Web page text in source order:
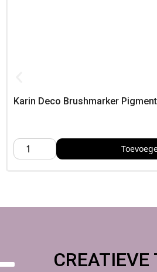
Breng licht en energie in je werk
Yellow, Bestel eenvoudig bij
kan in ons atelier of bij een
Karin Deco Brushmarker
CREATIEVE